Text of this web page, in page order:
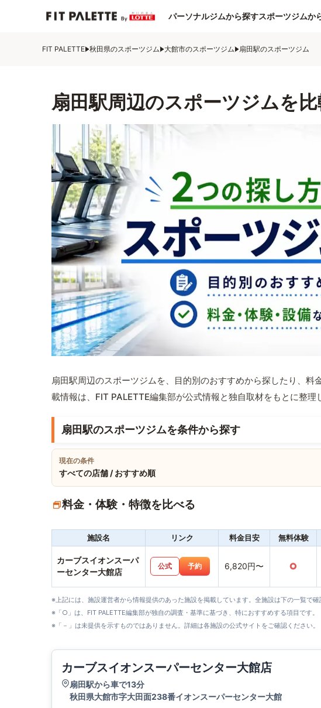
パーソナルジムから探すスポーツジムか
FIT PALETTE 秋田県のスポーツジム 大館市のスポーツジム 扇田駅のスポーツジム
扇田駅周辺のスポーツジムを
扇田駅周辺のスポーツジムを、目的別のおすすめから探したり、
載情報は、FIT PALETTE編集部が公式情報と独自取材をもとに整理
扇田駅のスポーツジムを条件から探す
現在の条件
すべての店舗 / おすすめ順
料金・体験・特徴を比べる
施設名 リンク 料金目安 無料体験
カーブスイオンスーパ
ーセンター大館店
公式 予約 6,820円〜 ○
※上記には、施設運営者から情報提供のあった施設を掲載しています。全施設は下の一覧で確
※「○」は、FIT PALETTE編集部が独自の調査・基準に基づき、特におすすめする項目です。
※「－」は未提供を示すものではありません。詳細は各施設の公式サイトをご確認ください。
カーブスイオンスーパーセンター大館店
扇田駅から車で13分
秋田県大館市字大田面238番イオンスーパーセンター大館